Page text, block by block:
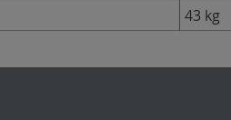
43 kg